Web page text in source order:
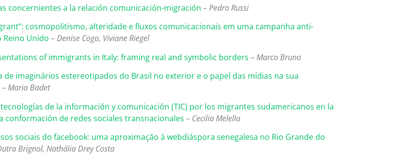
concernientes a la relación comunicación-migración –Pedro Russi
cosmopolitismo, alteridade e fluxos comunicacionais em uma campanha anti-
Reino Unido –Denise Cogo, Viviane Riegel
of immigrants in Italy: framing real and symbolic borders –Marco Bruno
de imaginários estereotipados do Brasil no exterior e o papel das mídias na sua
–Maria Badet
tecnologías de la información y comunicación (TIC) por los migrantes sudamericanos en la
conformación de redes sociales transnacionales – Cecilia Melella
sociais do facebook: uma aproximação à webdiáspora senegalesa no Rio Grande do
Brignol, Nathália Drey Costa